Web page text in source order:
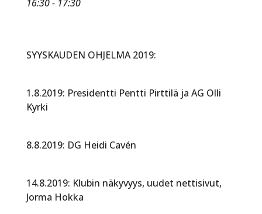
16:30 - 17:30
SYYSKAUDEN OHJELMA 2019:
1.8.2019: Presidentti Pentti Pirttilä ja AG Olli
Kyrki
8.8.2019: DG Heidi Cavén
14.8.2019: Klubin näkyvyys, uudet nettisivut,
Jorma Hokka